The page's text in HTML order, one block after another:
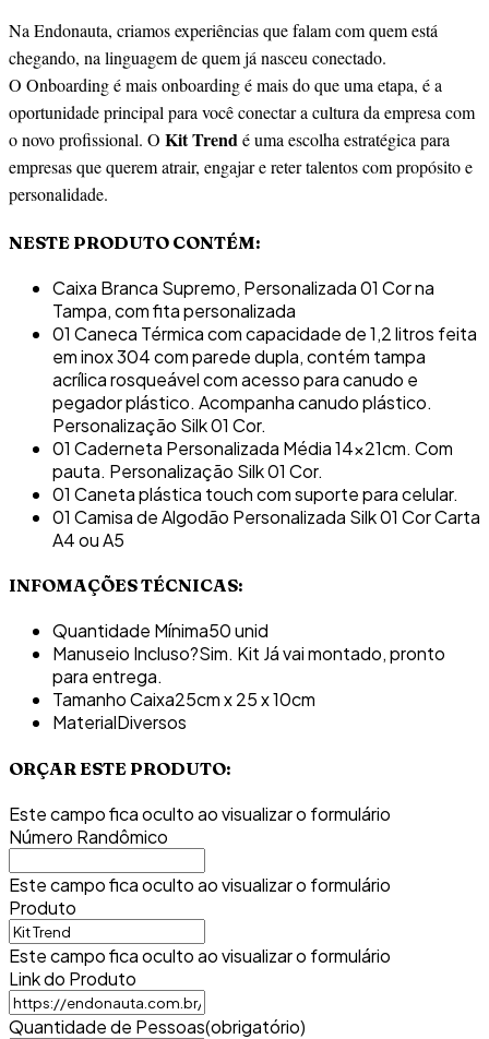
Na Endonauta, criamos experiências que falam com quem está
chegando, na linguagem de quem já nasceu conectado.
O Onboarding é mais onboarding é mais do que uma etapa, é a
oportunidade principal para você conectar a cultura da empresa com
o novo profissional. O Kit Trendé uma escolha estratégica para
empresas que querem atrair, engajar e reter talentos com propósito e
personalidade.
NESTE PRODUTO CONTÉM:
Caixa Branca Supremo, Personalizada 01 Cor na
Tampa, com fita personalizada
01 Caneca Térmica com capacidade de 1,2 litros feita
em inox 304 com parede dupla, contém tampa
acrílica rosqueável com acesso para canudo e
pegador plástico. Acompanha canudo plástico.
Personalização Silk 01 Cor.
01 Caderneta Personalizada Média 14x21cm. Com
pauta. Personalização Silk 01 Cor.
01 Caneta plástica touch com suporte para celular.
01 Camisa de Algodão Personalizada Silk 01 Cor Carta
A4 ou A5
INFOMAÇÕES TÉCNICAS:
Quantidade Mínima50 unid
Manuseio Incluso?Sim. Kit Já vai montado, pronto
para entrega.
Tamanho Caixa25cm x 25 x 10cm
MaterialDiversos
ORÇAR ESTE PRODUTO:
Este campo fica oculto ao visualizar o formulário
Número Randômico
Este campo fica oculto ao visualizar o formulário
Produto
Este campo fica oculto ao visualizar o formulário
Link do Produto
Quantidade de Pessoas(obrigatório)